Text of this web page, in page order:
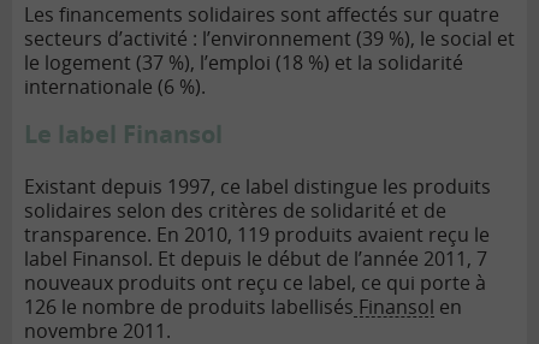
Les financements solidaires sont affectés sur quatre
secteurs d’activité : l’environnement (39 %), le social et
le logement (37 %), l’emploi (18 %) et la solidarité
internationale (6 %).
Le label Finansol
Existant depuis 1997, ce label distingue les produits
solidaires selon des critères de solidarité et de
transparence. En 2010, 119 produits avaient reçu le
label Finansol. Et depuis le début de l’année 2011, 7
nouveaux produits ont reçu ce label, ce qui porte à
126 le nombre de produits labellisés Finansol en
novembre 2011.